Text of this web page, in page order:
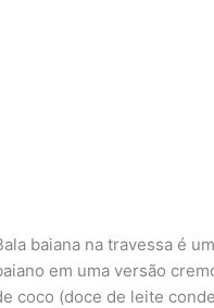
baiana na travessa é
em uma versão
coco (doce de leite